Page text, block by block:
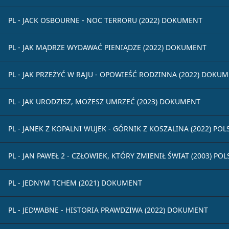
PL - JACK OSBOURNE - NOC TERRORU (2022) DOKUMENT
PL - JAK MĄDRZE WYDAWAĆ PIENIĄDZE (2022) DOKUMENT
PL - JAK PRZEŻYĆ W RAJU - OPOWIEŚĆ RODZINNA (2022)
PL - JAK URODZISZ, MOŻESZ UMRZEĆ (2023) DOKUMENT
PL - JANEK Z KOPALNI WUJEK - GÓRNIK Z KOSZALINA (2022)
PL - JAN PAWEŁ 2 - CZŁOWIEK, KTÓRY ZMIENIŁ ŚWIAT (2003)
PL - JEDNYM TCHEM (2021) DOKUMENT
PL - JEDWABNE - HISTORIA PRAWDZIWA (2022) DOKUMENT